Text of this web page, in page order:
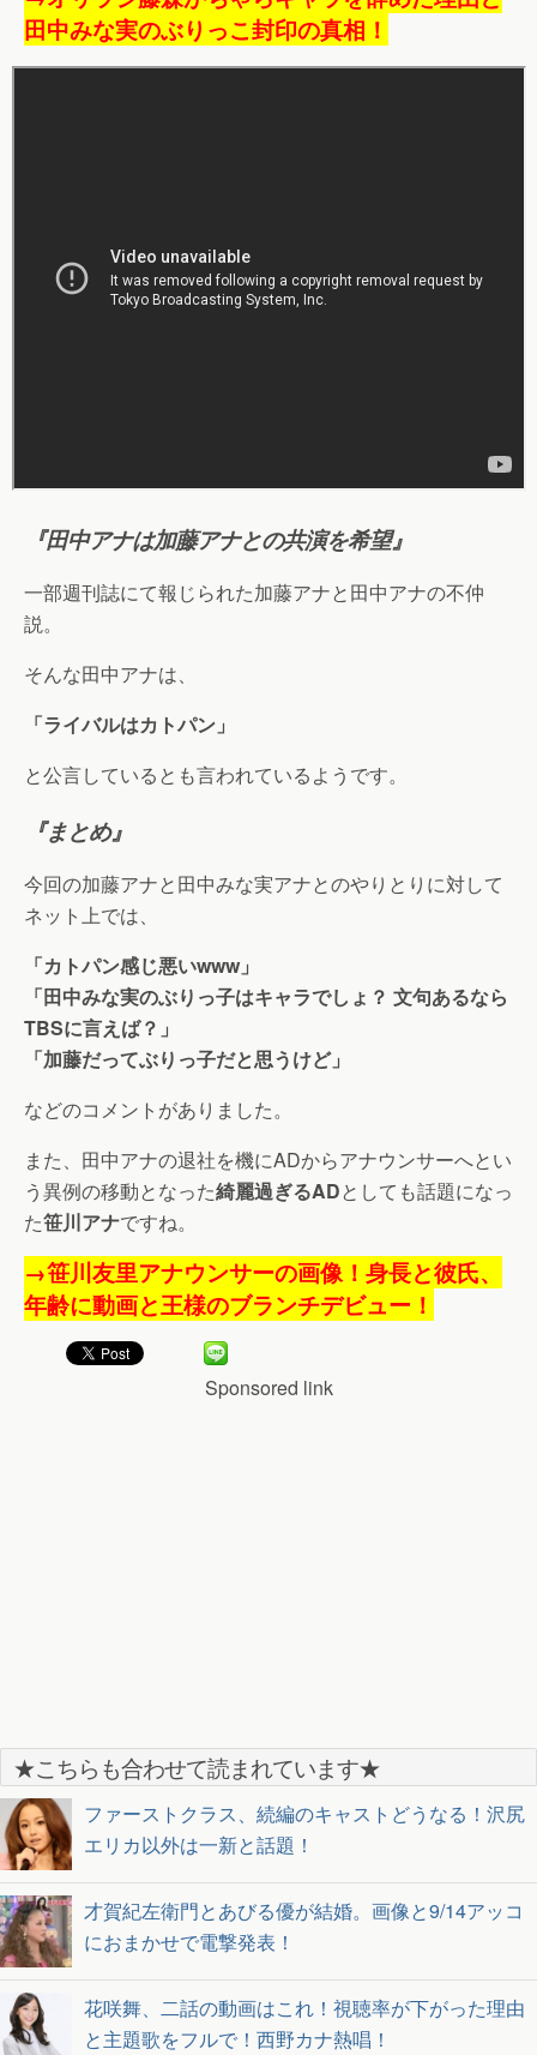
田中みな実のぶりっこ封印の真相！
『田中アナは加藤アナとの共演を希望』
一部週刊誌にて報じられた加藤アナと田中アナの不仲
説。
そんな田中アナは、
「ライバルはカトパン」
と公言しているとも言われているようです。
『まとめ』
今回の加藤アナと田中みな実アナとのやりとりに対して
ネット上では、
「カトパン感じ悪いwww」
「田中みな実のぶりっ子はキャラでしょ？ 文句あるなら
TBSに言えば？」
「加藤だってぶりっ子だと思うけど」
などのコメントがありました。
また、田中アナの退社を機にADからアナウンサーへとい
う異例の移動となった綺麗過ぎるADとしても話題になっ
た笹川アナですね。
→笹川友里アナウンサーの画像！身長と彼氏、
年齢に動画と王様のブランチデビュー！
Sponsored link
★こちらも合わせて読まれています★
ファーストクラス、続編のキャストどうなる！沢尻
エリカ以外は一新と話題！
才賀紀左衛門とあびる優が結婚。画像と9/14アッコ
におまかせで電撃発表！
花咲舞、二話の動画はこれ！視聴率が下がった理由
と主題歌をフルで！西野カナ熱唱！